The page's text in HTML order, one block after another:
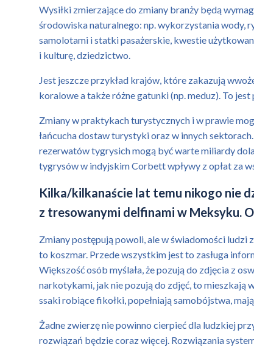
Wysiłki zmierzające do zmiany branży będą
środowiska naturalnego: np. wykorzystania wody,
samolotami i statki pasażerskie, kwestie
i kulturę, dziedzictwo.
Jest jeszcze przykład krajów, które zakazują
koralowe a także różne gatunki (np. meduz). To
Zmiany w praktykach turystycznych i w prawie
łańcucha dostaw turystyki oraz w innych
rezerwatów tygrysich mogą być warte miliardy
tygrysów w indyjskim Corbett wpływy z opłat za
Kilka/kilkanaście lat temu nikogo nie
z tresowanymi delfinami w Meksyku.
Zmiany postępują powoli, ale w świadomości
to koszmar. Przede wszystkim jest to zasługa
Większość osób myślała, że pozują do zdjęcia z
narkotykami, jak nie pozują do zdjęć, to mieszkają
ssaki robiące fikołki, popełniają samobójstwa,
Żadne zwierzę nie powinno cierpieć dla ludzkiej
rozwiązań będzie coraz więcej. Rozwiązania